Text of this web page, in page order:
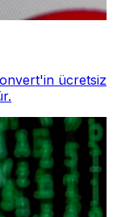
ücretsiz